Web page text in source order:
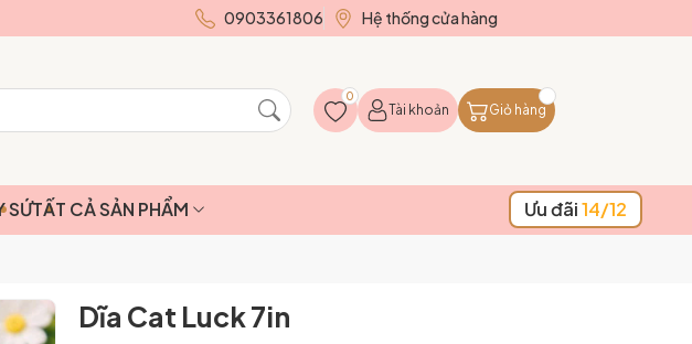
0903361806 Hệ thống cửa hàng
0
Tài khoản Giỏ hàng
SỨTẤT CẢ SẢN PHẨM Ưu đãi14/12
Dĩa Cat Luck 7in